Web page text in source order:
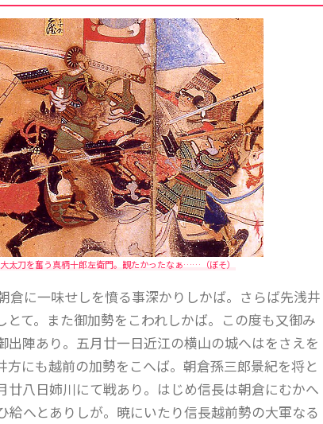
太刀を奮う真柄十郎左衛門。観たかったなぁ……（ぼそ）
に一味せしを憤る事深かりしかば。さらば先浅井
とて。また御加勢をこわれしかば。この度も又御み
出陣あり。五月廿一日近江の横山の城へはをさえを
方にも越前の加勢をこへば。朝倉孫三郎景紀を将と
廿八日姉川にて戦あり。はじめ信長は朝倉にむかへ
とありしが。暁にいたり信長越前勢の大軍なる